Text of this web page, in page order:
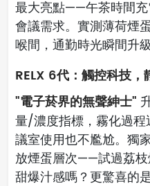
最大亮點——午茶時間
會議需求。實測薄荷煙
喉間，通勤時光瞬間升
RELX 6代：觸控科技，
"電子菸界的無聲紳士"
量/濃度指標，霧化過
議室使用也不尷尬。獨
放煙蛋層次——試過荔
甜爆汁感嗎？更驚喜的